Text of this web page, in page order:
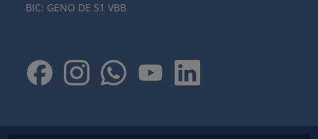
BIC: GENO DE S1 VBB